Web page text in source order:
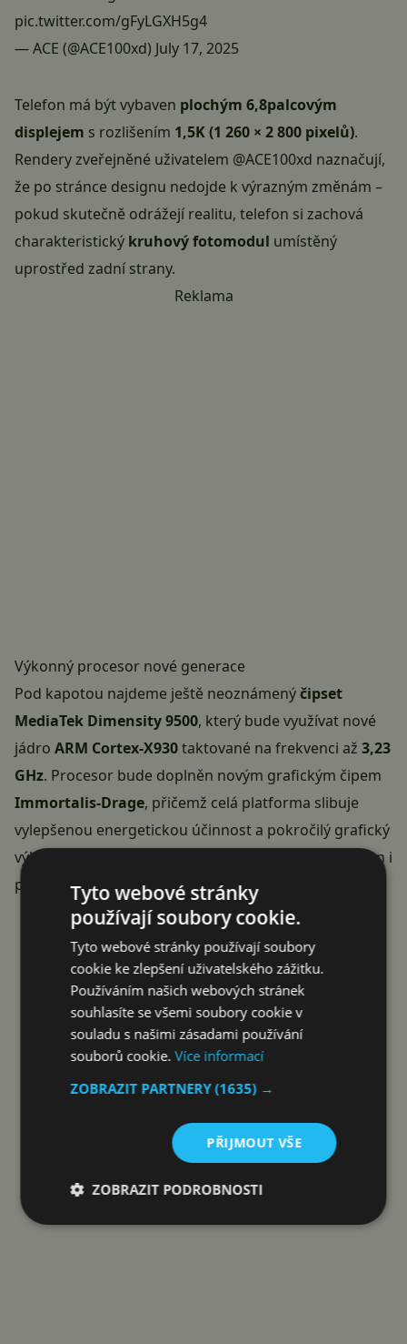
pic.twitter.com/gFyLGXH5g4
— ACE (@ACE100xd) July 17, 2025
Telefon má být vybaven plochým 6,8palcovým
displejem s rozlišením 1,5K (1 260 × 2 800 pixelů).
Rendery zveřejněné uživatelem @ACE100xd naznačují,
že po stránce designu nedojde k výrazným změnám –
pokud skutečně odrážejí realitu, telefon si zachová
charakteristický kruhový fotomodul umístěný
uprostřed zadní strany.
Reklama
Výkonný procesor nové generace
Pod kapotou najdeme ještě neoznámenýčipset
MediaTek Dimensity 9500, který bude využívat nové
jádro ARM Cortex-X930taktované na frekvenci až 3,23
GHz. Procesor bude doplněn novým grafickým čipem
Immortalis-Drage, přičemž celá platforma slibuje
vylepšenou energetickou účinnost a pokročilý grafický
výkon. Tato kombinace by měla zajistit špičkový výkon i
při náročných úlohách a hrách.
VIVO X200 PRO NA ALZA.CZ
Reklama
Tyto webové stránky
používají soubory cookie.
Tyto webové stránky používají soubory
cookie ke zlepšení uživatelského zážitku.
Používáním našich webových stránek
souhlasíte se všemi soubory cookie v
souladu s našimi zásadami používání
souborů cookie.Více informací
ZOBRAZIT PARTNERY(1635) →
PŘIJMOUT VŠE
ZOBRAZIT PODROBNOSTI